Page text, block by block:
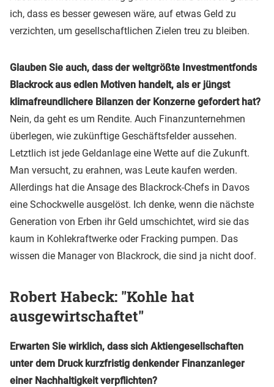
ich, dass es besser gewesen wäre, auf etwas Geld zu
verzichten, um gesellschaftlichen Zielen treu zu bleiben.
Glauben Sie auch, dass der weltgrößte Investmentfonds
Blackrock aus edlen Motiven handelt, als er jüngst
klimafreundlichere Bilanzen der Konzerne gefordert hat?
Nein, da geht es um Rendite. Auch Finanzunternehmen
überlegen, wie zukünftige Geschäftsfelder aussehen.
Letztlich ist jede Geldanlage eine Wette auf die Zukunft.
Man versucht, zu erahnen, was Leute kaufen werden.
Allerdings hat die Ansage des Blackrock-Chefs in Davos
eine Schockwelle ausgelöst. Ich denke, wenn die nächste
Generation von Erben ihr Geld umschichtet, wird sie das
kaum in Kohlekraftwerke oder Fracking pumpen. Das
wissen die Manager von Blackrock, die sind ja nicht doof.
Robert Habeck: "Kohle hat
ausgewirtschaftet"
Erwarten Sie wirklich, dass sich Aktiengesellschaften
unter dem Druck kurzfristig denkender Finanzanleger
einer Nachhaltigkeit verpflichten?